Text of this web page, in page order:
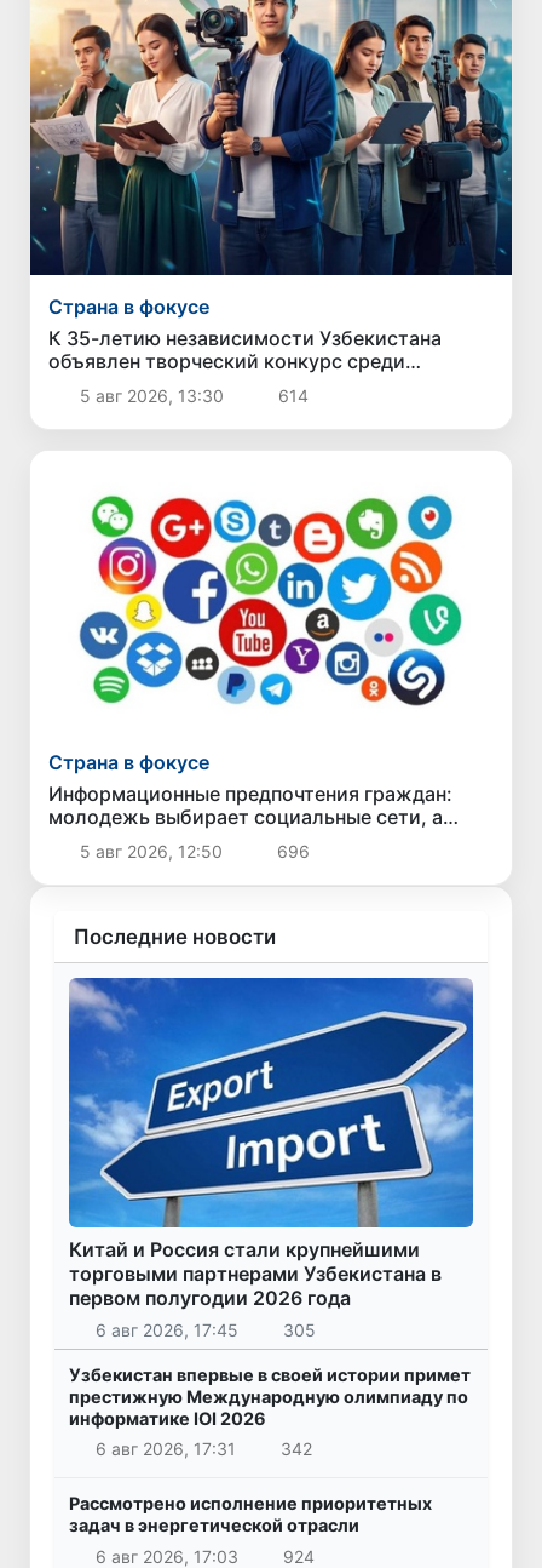
Страна в фокусе
К 35-летию независимости Узбекистана
объявлен творческий конкурс среди
молодежи
5 авг 2026, 13:30 614
Страна в фокусе
Информационные предпочтения граждан:
молодежь выбирает социальные сети, а
старшее поколение - телевидение
5 авг 2026, 12:50 696
Последние новости
Китай и Россия стали крупнейшими
торговыми партнерами Узбекистана в
первом полугодии 2026 года
6 авг 2026, 17:45 305
Узбекистан впервые в своей истории примет
престижную Международную олимпиаду по
информатике IOI 2026
6 авг 2026, 17:31
342
Рассмотрено исполнение приоритетных
задач в энергетической отрасли
6 авг 2026, 17:03
924